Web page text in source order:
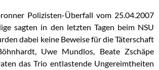
Polizisten-Überfall vom 25.04.2007
sagten in den letzten Tagen beim NSU
dabei keine Beweise für die Täterschaft
Uwe Mundlos, Beate Zschäpe
das Trio entlastende Ungereimtheiten